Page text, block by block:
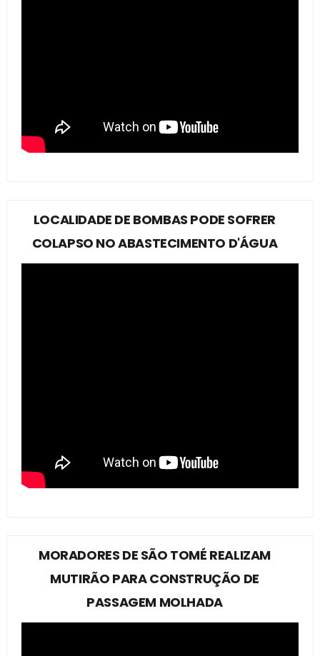
LOCALIDADE DE BOMBAS PODE SOFRER
COLAPSO NO ABASTECIMENTO D'ÁGUA
MORADORES DE SÃO TOMÉ REALIZAM
MUTIRÃO PARA CONSTRUÇÃO DE
PASSAGEM MOLHADA